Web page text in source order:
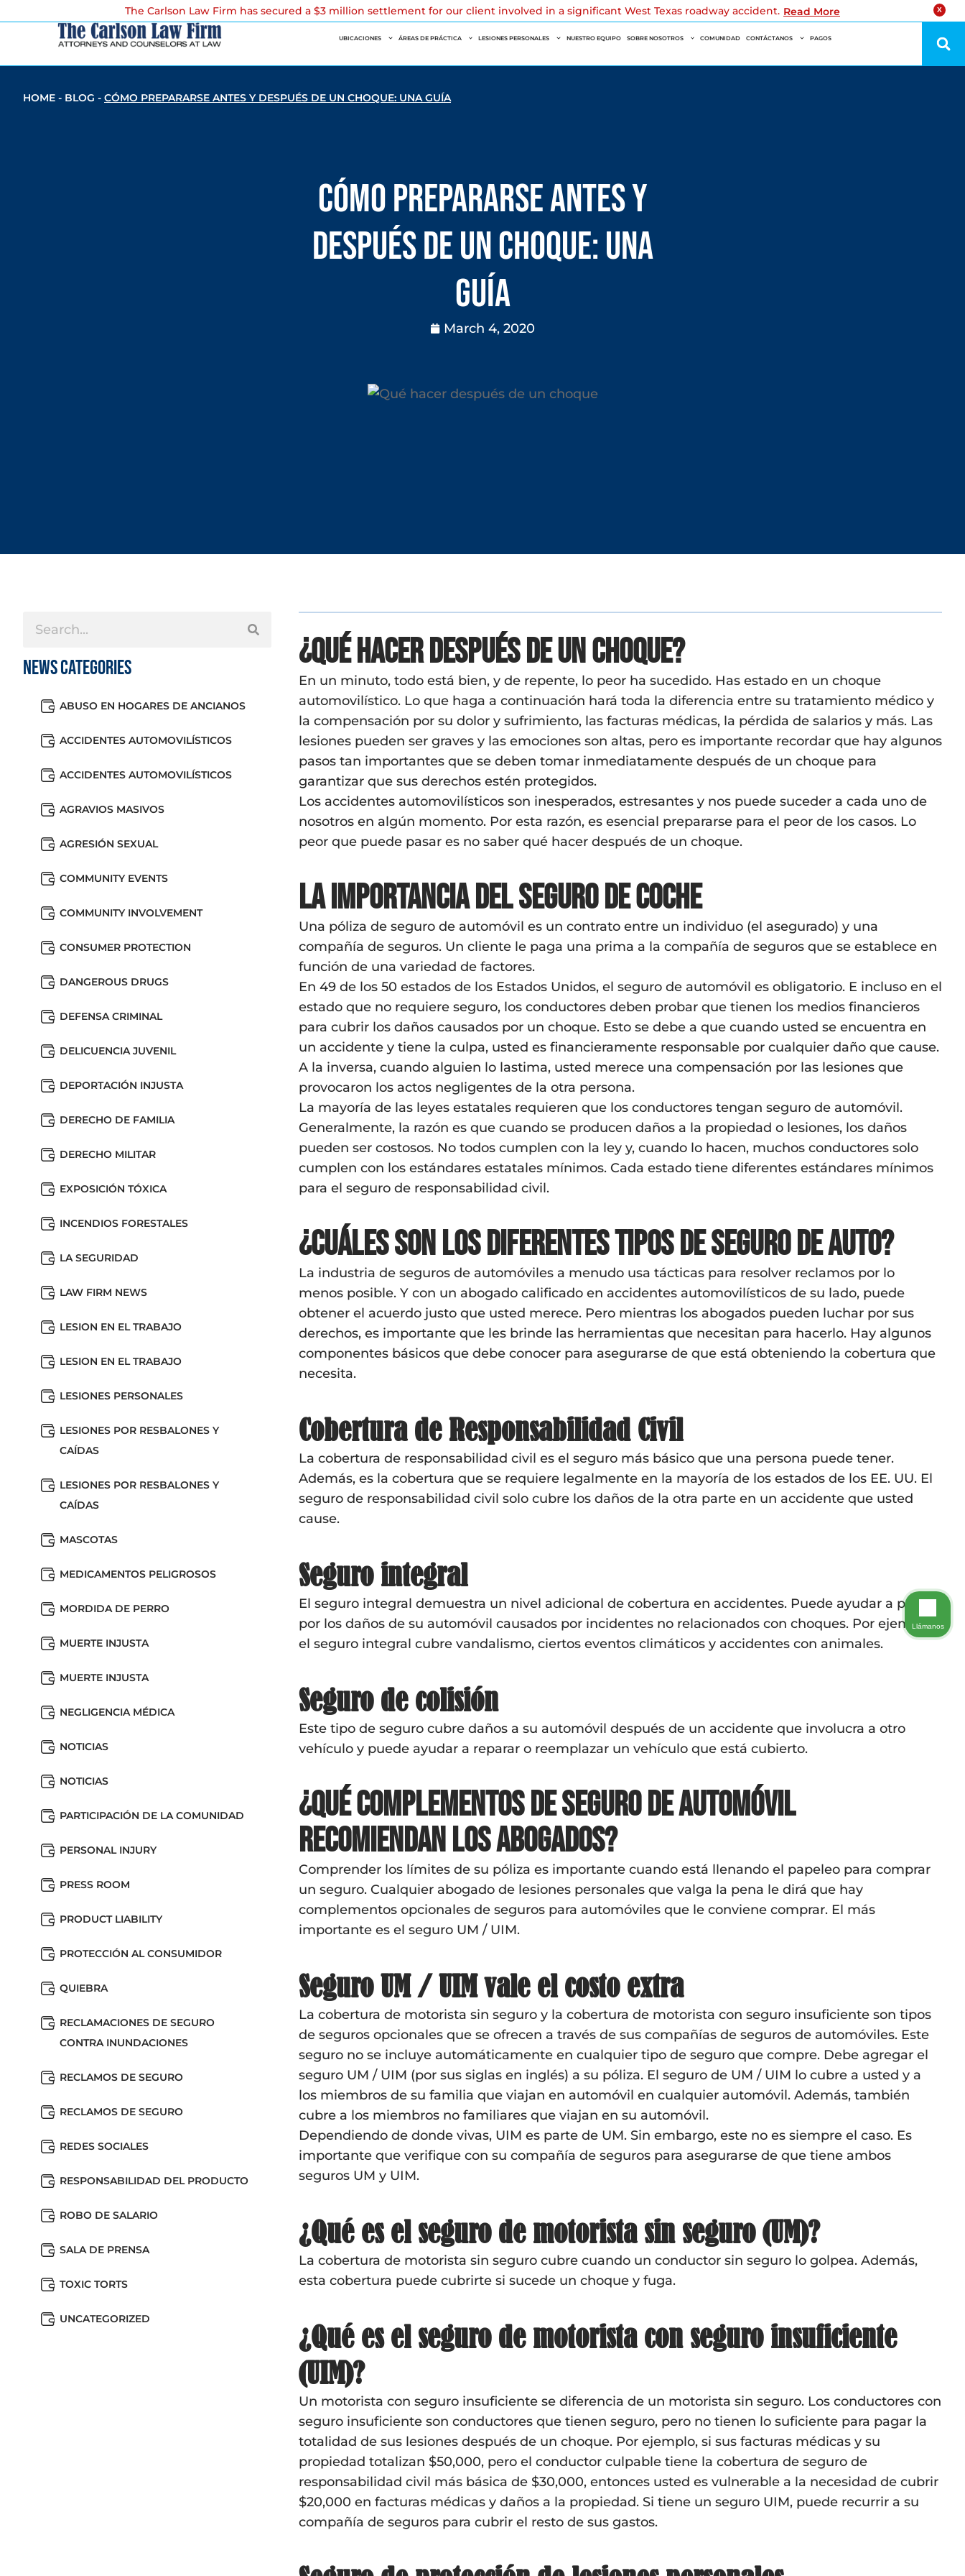
X
The Carlson Law Firm has secured a $3 million settlement for our client involved in a significant West Texas roadway accident. Read More
UBICACIONES ÁREAS DE PRÁCTICA LESIONES PERSONALES NUESTRO EQUIPO SOBRE NOSOTROS COMUNIDAD CONTÁCTANOS PAGOS
HOME - BLOG - CÓMO PREPARARSE ANTES Y DESPUÉS DE UN CHOQUE: UNA GUÍA
Cómo Prepararse Antes y
Después de un Choque: Una
Guía
March 4, 2020
News Categories
ABUSO EN HOGARES DE ANCIANOS
ACCIDENTES AUTOMOVILÍSTICOS
ACCIDENTES AUTOMOVILÍSTICOS
AGRAVIOS MASIVOS
AGRESIÓN SEXUAL
COMMUNITY EVENTS
COMMUNITY INVOLVEMENT
CONSUMER PROTECTION
DANGEROUS DRUGS
DEFENSA CRIMINAL
DELICUENCIA JUVENIL
DEPORTACIÓN INJUSTA
DERECHO DE FAMILIA
DERECHO MILITAR
EXPOSICIÓN TÓXICA
INCENDIOS FORESTALES
LA SEGURIDAD
LAW FIRM NEWS
LESION EN EL TRABAJO
LESION EN EL TRABAJO
LESIONES PERSONALES
LESIONES POR RESBALONES Y
CAÍDAS
LESIONES POR RESBALONES Y
CAÍDAS
MASCOTAS
MEDICAMENTOS PELIGROSOS
MORDIDA DE PERRO
MUERTE INJUSTA
MUERTE INJUSTA
NEGLIGENCIA MÉDICA
NOTICIAS
NOTICIAS
PARTICIPACIÓN DE LA COMUNIDAD
PERSONAL INJURY
PRESS ROOM
PRODUCT LIABILITY
PROTECCIÓN AL CONSUMIDOR
QUIEBRA
RECLAMACIONES DE SEGURO
CONTRA INUNDACIONES
RECLAMOS DE SEGURO
RECLAMOS DE SEGURO
REDES SOCIALES
RESPONSABILIDAD DEL PRODUCTO
ROBO DE SALARIO
SALA DE PRENSA
TOXIC TORTS
UNCATEGORIZED
¿Qué hacer después de un choque?
En un minuto, todo está bien, y de repente, lo peor ha sucedido. Has estado en un choque
automovilístico. Lo que haga a continuación hará toda la diferencia entre su tratamiento médico y
la compensación por su dolor y sufrimiento, las facturas médicas, la pérdida de salarios y más. Las
lesiones pueden ser graves y las emociones son altas, pero es importante recordar que hay algunos
pasos tan importantes que se deben tomar inmediatamente después de un choque para
garantizar que sus derechos estén protegidos.
Los accidentes automovilísticos son inesperados, estresantes y nos puede suceder a cada uno de
nosotros en algún momento. Por esta razón, es esencial prepararse para el peor de los casos. Lo
peor que puede pasar es no saber qué hacer después de un choque.
La importancia del seguro de coche
Una póliza de seguro de automóvil es un contrato entre un individuo (el asegurado) y una
compañía de seguros. Un cliente le paga una prima a la compañía de seguros que se establece en
función de una variedad de factores.
En 49 de los 50 estados de los Estados Unidos, el seguro de automóvil es obligatorio. E incluso en el
estado que no requiere seguro, los conductores deben probar que tienen los medios financieros
para cubrir los daños causados por un choque. Esto se debe a que cuando usted se encuentra en
un accidente y tiene la culpa, usted es financieramente responsable por cualquier daño que cause.
A la inversa, cuando alguien lo lastima, usted merece una compensación por las lesiones que
provocaron los actos negligentes de la otra persona.
La mayoría de las leyes estatales requieren que los conductores tengan seguro de automóvil.
Generalmente, la razón es que cuando se producen daños a la propiedad o lesiones, los daños
pueden ser costosos. No todos cumplen con la ley y, cuando lo hacen, muchos conductores solo
cumplen con los estándares estatales mínimos. Cada estado tiene diferentes estándares mínimos
para el seguro de responsabilidad civil.
¿Cuáles son los diferentes tipos de seguro de auto?
La industria de seguros de automóviles a menudo usa tácticas para resolver reclamos por lo
menos posible. Y con un abogado calificado en accidentes automovilísticos de su lado, puede
obtener el acuerdo justo que usted merece. Pero mientras los abogados pueden luchar por sus
derechos, es importante que les brinde las herramientas que necesitan para hacerlo. Hay algunos
componentes básicos que debe conocer para asegurarse de que está obteniendo la cobertura que
necesita.
Cobertura de Responsabilidad Civil
La cobertura de responsabilidad civil es el seguro más básico que una persona puede tener.
Además, es la cobertura que se requiere legalmente en la mayoría de los estados de los EE. UU. El
seguro de responsabilidad civil solo cubre los daños de la otra parte en un accidente que usted
cause.
Seguro integral
El seguro integral demuestra un nivel adicional de cobertura en accidentes. Puede ayudar a pagar
por los daños de su automóvil causados por incidentes no relacionados con choques. Por ejemplo,
el seguro integral cubre vandalismo, ciertos eventos climáticos y accidentes con animales.
Seguro de colisión
Este tipo de seguro cubre daños a su automóvil después de un accidente que involucra a otro
vehículo y puede ayudar a reparar o reemplazar un vehículo que está cubierto.
¿Qué complementos de seguro de automóvil
recomiendan los abogados?
Comprender los límites de su póliza es importante cuando está llenando el papeleo para comprar
un seguro. Cualquier abogado de lesiones personales que valga la pena le dirá que hay
complementos opcionales de seguros para automóviles que le conviene comprar. El más
importante es el seguro UM / UIM.
Seguro UM / UIM vale el costo extra
La cobertura de motorista sin seguro y la cobertura de motorista con seguro insuficiente son tipos
de seguros opcionales que se ofrecen a través de sus compañías de seguros de automóviles. Este
seguro no se incluye automáticamente en cualquier tipo de seguro que compre. Debe agregar el
seguro UM / UIM (por sus siglas en inglés) a su póliza. El seguro de UM / UIM lo cubre a usted y a
los miembros de su familia que viajan en automóvil en cualquier automóvil. Además, también
cubre a los miembros no familiares que viajan en su automóvil.
Dependiendo de donde vivas, UIM es parte de UM. Sin embargo, este no es siempre el caso. Es
importante que verifique con su compañía de seguros para asegurarse de que tiene ambos
seguros UM y UIM.
¿Qué es el seguro de motorista sin seguro (UM)?
La cobertura de motorista sin seguro cubre cuando un conductor sin seguro lo golpea. Además,
esta cobertura puede cubrirte si sucede un choque y fuga.
¿Qué es el seguro de motorista con seguro insuficiente
(UIM)?
Un motorista con seguro insuficiente se diferencia de un motorista sin seguro. Los conductores con
seguro insuficiente son conductores que tienen seguro, pero no tienen lo suficiente para pagar la
totalidad de sus lesiones después de un choque. Por ejemplo, si sus facturas médicas y su
propiedad totalizan $50,000, pero el conductor culpable tiene la cobertura de seguro de
responsabilidad civil más básica de $30,000, entonces usted es vulnerable a la necesidad de cubrir
$20,000 en facturas médicas y daños a la propiedad. Si tiene un seguro UIM, puede recurrir a su
compañía de seguros para cubrir el resto de sus gastos.
Llámanos